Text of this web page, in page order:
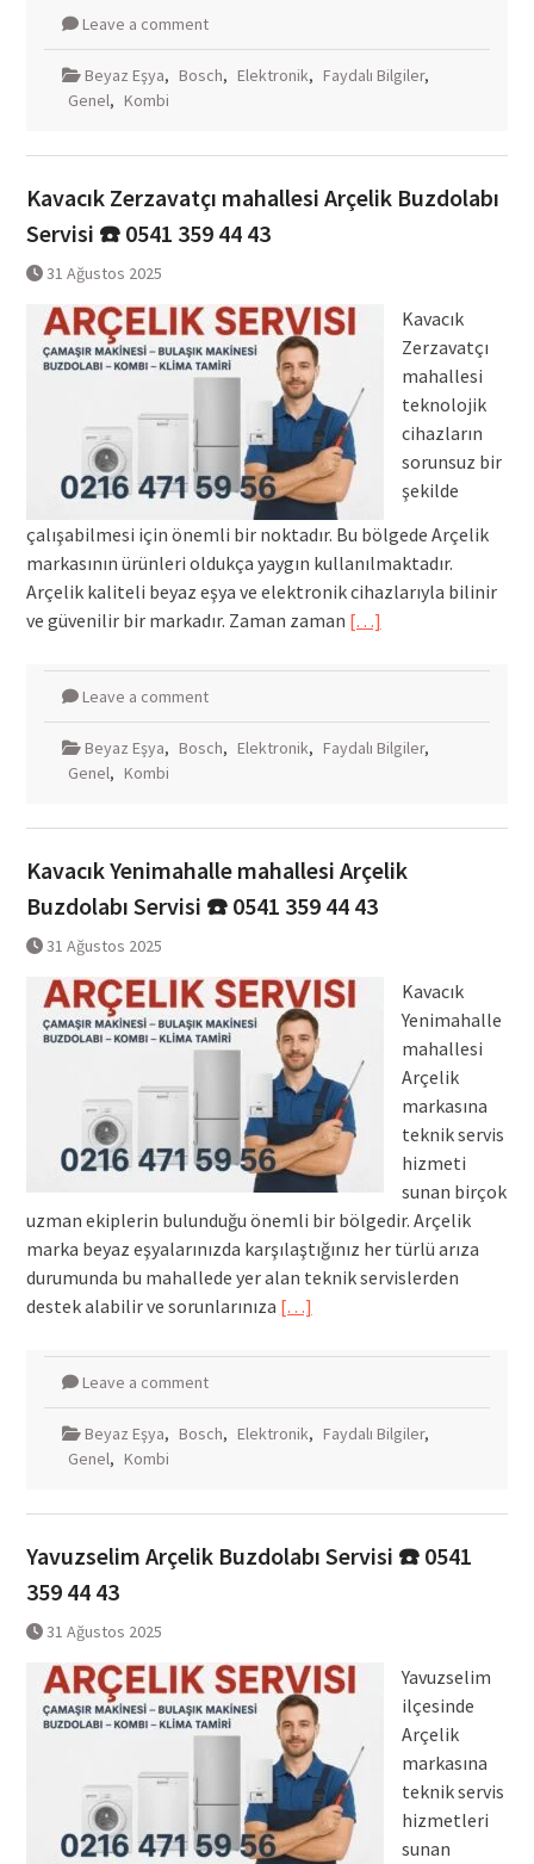
Leave a comment
Beyaz Eşya, Bosch, Elektronik, Faydalı Bilgiler,
Genel, Kombi
Kavacık Zerzavatçı mahallesi Arçelik Buzdolabı
Servisi ☎️ 0541 359 44 43
31 Ağustos 2025
Kavacık
Zerzavatçı
mahallesi
teknolojik
cihazların
sorunsuz bir
şekilde
çalışabilmesi için önemli bir noktadır. Bu bölgede Arçelik
markasının ürünleri oldukça yaygın kullanılmaktadır.
Arçelik kaliteli beyaz eşya ve elektronik cihazlarıyla bilinir
ve güvenilir bir markadır. Zaman zaman […]
Leave a comment
Beyaz Eşya, Bosch, Elektronik, Faydalı Bilgiler,
Genel, Kombi
Kavacık Yenimahalle mahallesi Arçelik
Buzdolabı Servisi ☎️ 0541 359 44 43
31 Ağustos 2025
Kavacık
Yenimahalle
mahallesi
Arçelik
markasına
teknik servis
hizmeti
sunan birçok
uzman ekiplerin bulunduğu önemli bir bölgedir. Arçelik
marka beyaz eşyalarınızda karşılaştığınız her türlü arıza
durumunda bu mahallede yer alan teknik servislerden
destek alabilir ve sorunlarınıza […]
Leave a comment
Beyaz Eşya, Bosch, Elektronik, Faydalı Bilgiler,
Genel, Kombi
Yavuzselim Arçelik Buzdolabı Servisi ☎️ 0541
359 44 43
31 Ağustos 2025
Yavuzselim
ilçesinde
Arçelik
markasına
teknik servis
hizmetleri
sunan